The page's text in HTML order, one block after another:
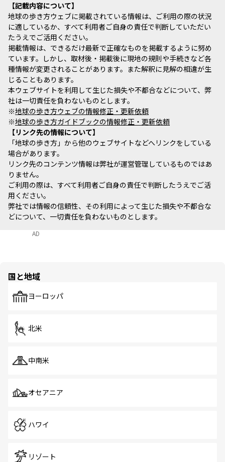
記載内容について
地球の歩き方ウェブに掲載されている情報は、ご利用の際の状況
に適しているか、すべて利用者ご自身の責任で判断していただい
たうえでご活用ください。
掲載情報は、できるだけ最新で正確なものを掲載するように努め
ています。しかし、取材後・掲載後に現地の規則や手続きなど各
種情報が変更されることがあります。また解釈に見解の相違が生
じることもあります。
本ウェブサイトを利用して生じた損失や不都合などについて、弊
社は一切責任を負わないものとします。
※地球の歩き方ウェブの情報修正・更新依頼
※地球の歩き方ガイドブックの情報修正・更新依頼
リンク先の情報について
「地球の歩き方」から他のウェブサイトなどへリンクをしている
場合があります。
リンク先のコンテンツ情報は弊社が運営管理しているものではあ
りません。
ご利用の際は、すべて利用者ご自身の責任で判断したうえでご活
用ください。
弊社では情報の信頼性、その利用によって生じた損失や不都合な
どについて、一切責任を負わないものとします。
AD
国と地域
ヨーロッパ
北米
中南米
オセアニア
ハワイ
リゾート